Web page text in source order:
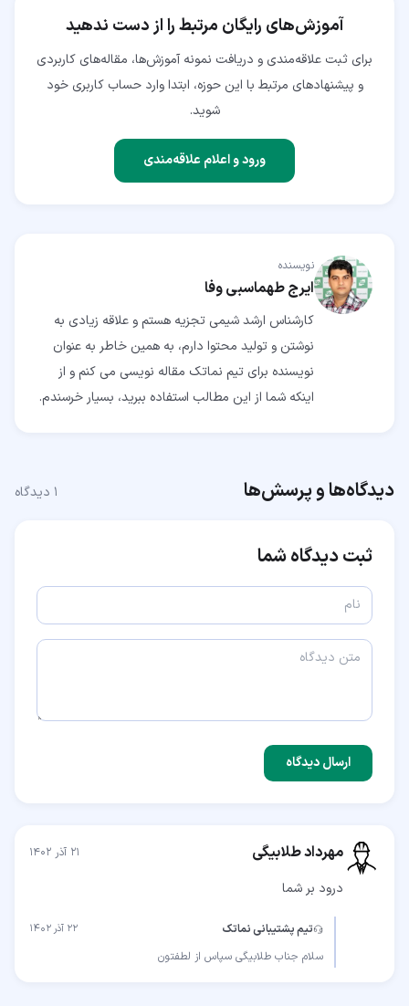
آموزش‌های رایگان مرتبط را از دست ندهید
برای ثبت علاقه‌مندی و دریافت نمونه آموزش‌ها، مقاله‌های کاربردی
و پیشنهادهای مرتبط با این حوزه، ابتدا وارد حساب کاربری خود
شوید.
ورود و اعلام علاقه‌مندی
نویسنده
ایرج طهماسبی وفا
کارشناس ارشد شیمی تجزیه هستم و علاقه زیادی به
نوشتن و تولید محتوا دارم، به همین خاطر به عنوان
نویسنده برای تیم نماتک مقاله نویسی می کنم و از
اینکه شما از این مطالب استفاده ببرید، بسیار خرسندم.
دیدگاه‌ها و پرسش‌ها ۱ دیدگاه
ثبت دیدگاه شما
ارسال دیدگاه
مهرداد طلابیگی ۲۱ آذر ۱۴۰۲
درود بر شما
تیم پشتیبانی نماتک ۲۲ آذر ۱۴۰۲
سلام جناب طلابیگی سپاس از لطفتون